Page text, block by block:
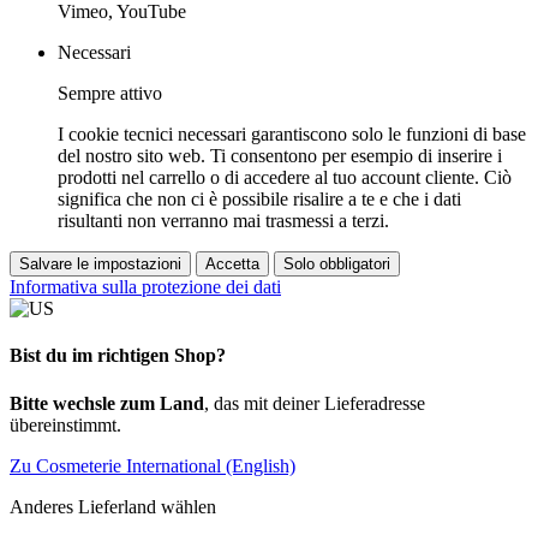
Vimeo, YouTube
Necessari
Sempre attivo
I cookie tecnici necessari garantiscono solo le funzioni di base
del nostro sito web. Ti consentono per esempio di inserire i
prodotti nel carrello o di accedere al tuo account cliente. Ciò
significa che non ci è possibile risalire a te e che i dati
risultanti non verranno mai trasmessi a terzi.
Salvare le impostazioni Accetta Solo obbligatori
Informativa sulla protezione dei dati
Bist du im richtigen Shop?
Bitte wechsle zum Land, das mit deiner Lieferadresse
übereinstimmt.
Zu Cosmeterie International (English)
Anderes Lieferland wählen